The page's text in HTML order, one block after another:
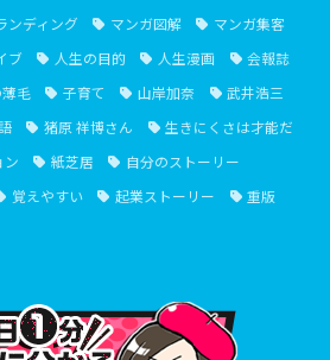
ンディング マンガ図解
マンガ集客
ブ 人生の目的 人生漫画
会報誌
毛 子育て 山岸加奈
武井浩三
猪原 祥博さん
生きにくさは才能だ
ン
紙芝居
自分のストーリー
覚えやすい 起業ストーリー
重版